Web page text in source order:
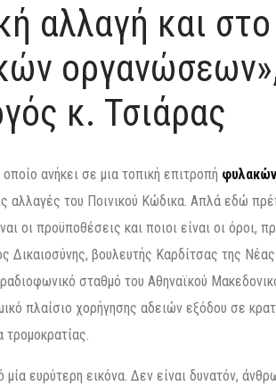
αλλαγή και
κ. Τσιάρας
οποίο ανήκει σε μια τοπική επιτροπή φυλακών
αλλαγές του Ποινικού Κώδικα. Απλά εδώ
οι προϋποθέσεις και ποιοι είναι οι όροι,
Δικαιοσύνης, βουλευτής Καρδίτσας της Νέας
σταθμό του Αθηναϊκού
πλαίσιο χορήγησης αδειών εξόδου σε
τρομοκρατίας.
ευρύτερη εικόνα. Δεν είναι δυνατόν,